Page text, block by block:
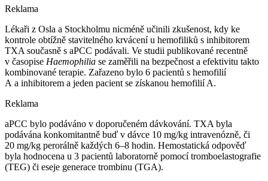
Reklama
Lékaři z Osla a Stockholmu nicméně učinili zkušenost, kdy ke
kontrole obtížně stavitelného krvácení u hemofiliků s inhibitorem
TXA současně s aPCC podávali. Ve studii publikované recentně
v časopise Haemophilia se zaměřili na bezpečnost a efektivitu takto
kombinované terapie. Zařazeno bylo 6 pacientů s hemofilií
A a inhibitorem a jeden pacient se získanou hemofilií A.
Reklama
aPCC bylo podáváno v doporučeném dávkování. TXA byla
podávána konkomitantně buď v dávce 10 mg⁠/⁠kg intravenózně, či
20 mg⁠/⁠kg perorálně každých 6–8 hodin. Hemostatická odpověď
byla hodnocena u 3 pacientů laboratorně pomocí tromboelastografie
(TEG) či eseje generace trombinu (TGA).